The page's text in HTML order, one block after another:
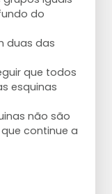
do
duas das
que todos
esquinas
não são
continue a